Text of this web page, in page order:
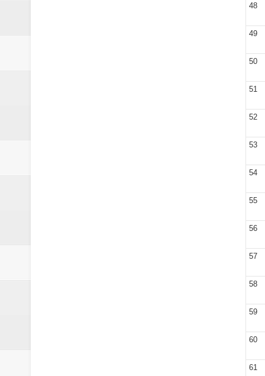
48
49
50
51
52
53
54
55
56
57
58
59
60
61